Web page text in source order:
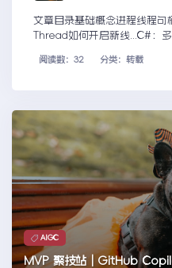
文章目录基础概念进程线程
Thread如何开启新线...C#：
阅读数：32 分类：转载
AIGC
MVP 聚技站｜GitHub